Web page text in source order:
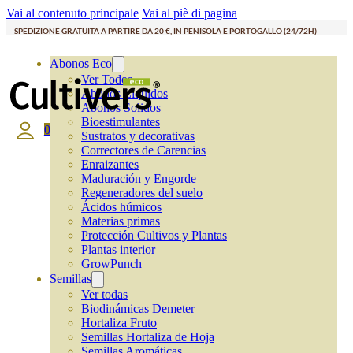
Vai al contenuto principale Vai al piè di pagina
SPEDIZIONE GRATUITA A PARTIRE DA 20 €, IN PENISOLA E PORTOGALLO (24/72H)
Abonos Eco
Ver Todos
Abonos Líquidos
Abonos Solidos
Bioestimulantes
Sustratos y decorativas
Correctores de Carencias
Enraizantes
Maduración y Engorde
Regeneradores del suelo
Ácidos húmicos
Materias primas
Protección Cultivos y Plantas
Plantas interior
GrowPunch
Semillas
Ver todas
Biodinámicas Demeter
Hortaliza Fruto
Semillas Hortaliza de Hoja
0